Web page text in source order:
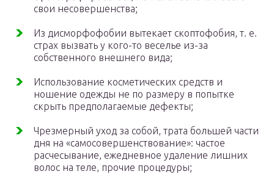
свои несовершенства;
Из дисморфофобии вытекает скоптофобия, т. е.
страх вызвать у кого-то веселье из-за
собственного внешнего вида;
Использование косметических средств и
ношение одежды не по размеру в попытке
скрыть предполагаемые дефекты;
Чрезмерный уход за собой, трата большей части
дня на «самосовершенствование»: частое
расчесывание, ежедневное удаление лишних
волос на теле, прочие процедуры;